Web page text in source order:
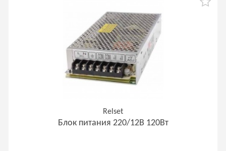
Relset
Блок питания 220/12В 120Вт